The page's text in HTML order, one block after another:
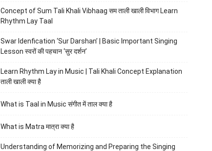
Concept of Sum Tali Khali Vibhaag सम ताली खाली विभाग Learn
Rhythm Lay Taal
Swar Idenfication ‘Sur Darshan’ | Basic Important Singing
Lesson स्वरों की पहचान ‘सुर दर्शन’
Learn Rhythm Lay in Music | Tali Khali Concept Explanation
ताली खाली क्या है
What is Taal in Music संगीत में ताल क्या है
What is Matra मात्रा क्या है
Understanding of Memorizing and Preparing the Singing